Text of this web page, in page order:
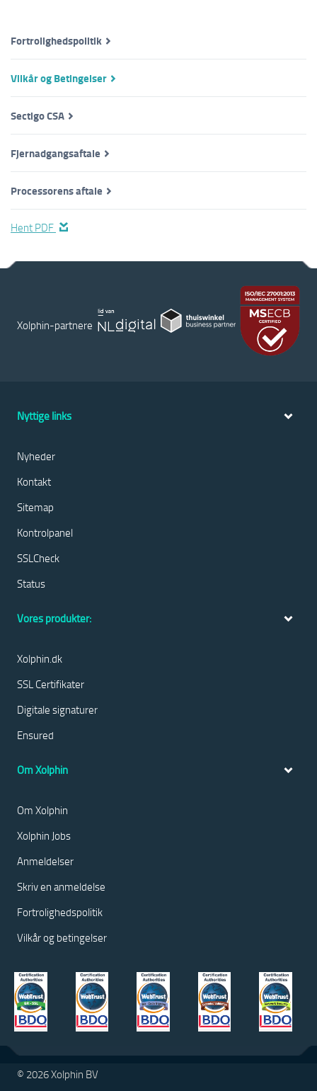
Fortrolighedspolitik
Vilkår og Betingelser
Sectigo CSA
Fjernadgangsaftale
Processorens aftale
Hent PDF
Xolphin-partnere
Nyttige links
Nyheder
Kontakt
Sitemap
Kontrolpanel
SSLCheck
Status
Vores produkter:
Xolphin.dk
SSL Certifikater
Digitale signaturer
Ensured
Om Xolphin
Om Xolphin
Xolphin Jobs
Anmeldelser
Skriv en anmeldelse
Fortrolighedspolitik
Vilkår og betingelser
© 2026 Xolphin BV